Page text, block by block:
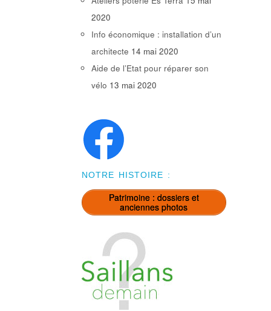
2020
Info économique : installation d’un
architecte 14 mai 2020
Aide de l’Etat pour réparer son
vélo 13 mai 2020
NOTRE HISTOIRE :
Patrimoine : dossiers et
anciennes photos